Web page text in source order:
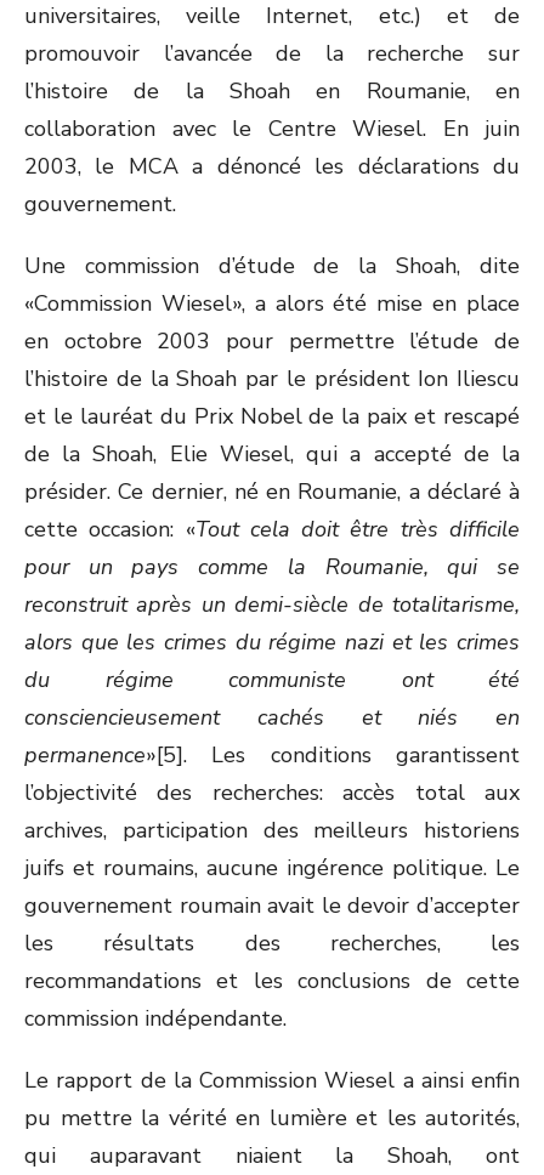
universitaires, veille Internet, etc.) et de
promouvoir l’avancée de la recherche sur
l’histoire de la Shoah en Roumanie, en
collaboration avec le Centre Wiesel. En juin
2003, le MCA a dénoncé les déclarations du
gouvernement.
Une commission d’étude de la Shoah, dite
«Commission Wiesel», a alors été mise en place
en octobre 2003 pour permettre l’étude de
l’histoire de la Shoah par le président Ion Iliescu
et le lauréat du Prix Nobel de la paix et rescapé
de la Shoah, Elie Wiesel, qui a accepté de la
présider. Ce dernier, né en Roumanie, a déclaré à
cette occasion: «Tout cela doit être très difficile
pour un pays comme la Roumanie, qui se
reconstruit après un demi-siècle de totalitarisme,
alors que les crimes du régime nazi et les crimes
du régime communiste ont été
consciencieusement cachés et niés en
permanence»[5]. Les conditions garantissent
l’objectivité des recherches: accès total aux
archives, participation des meilleurs historiens
juifs et roumains, aucune ingérence politique. Le
gouvernement roumain avait le devoir d’accepter
les résultats des recherches, les
recommandations et les conclusions de cette
commission indépendante.
Le rapport de la Commission Wiesel a ainsi enfin
pu mettre la vérité en lumière et les autorités,
qui auparavant niaient la Shoah, ont